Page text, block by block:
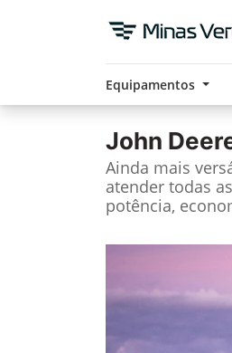
Equipamentos
John
Ainda mais
atender todas
potência,